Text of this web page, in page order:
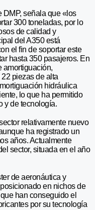
DMP, señala que «los
300 toneladas, por lo
de calidad y
del A350 está
el fin de soportar este
hasta 350 pasajeros. En
amortiguación,
piezas de alta
hidráulica
lo que ha permitido
y de tecnología.
relativamente nuevo
ha registrado un
años. Actualmente
sector, situada en el año
de aeronáutica y
en nichos de
han conseguido el
por su tecnología